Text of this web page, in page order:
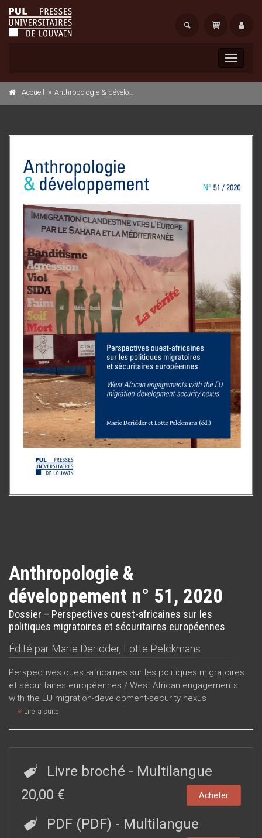
Toggle
Accueil Anthropologie & développement n° 51, 2020
Anthropologie &
développement n° 51, 2020
Dossier – Perspectives ouest-africaines sur les
politiques migratoires et sécuritaires européennes
Édité par Marie Deridder, Lotte Pelckmans
Perspectives ouest-africaines sur les politiques migratoires
et sécuritaires européennes / West African engagements
with the EU migration-development-security nexus
Lire la suite
Livre broché - Multilangue
20,00 €
Acheter
PDF (PDF) - Multilangue